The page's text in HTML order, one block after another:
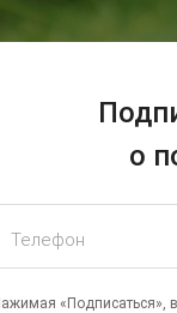
о
Телефон
«Подписаться»,